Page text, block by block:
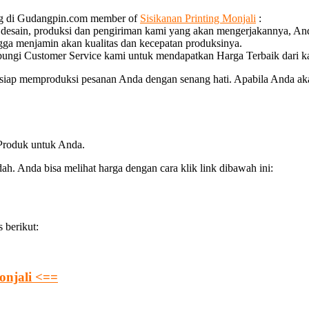
di Gudangpin.com member of Sisikanan Printing Monjali :
produksi dan pengiriman kami yang akan mengerjakannya,
menjamin akan kualitas dan kecepatan produksinya.
Customer Service kami untuk mendapatkan Harga Terbaik dari
memproduksi pesanan Anda dengan senang hati. Apabila Anda
untuk Anda.
Anda bisa melihat harga dengan cara klik link dibawah ini:
berikut:
<==